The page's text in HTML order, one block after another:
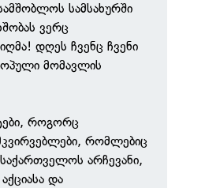
სამსახურში
ვერც
დღეს ჩვენც ჩვენი
მომავლის
როგორც
რომლებიც
არჩევანი,
და